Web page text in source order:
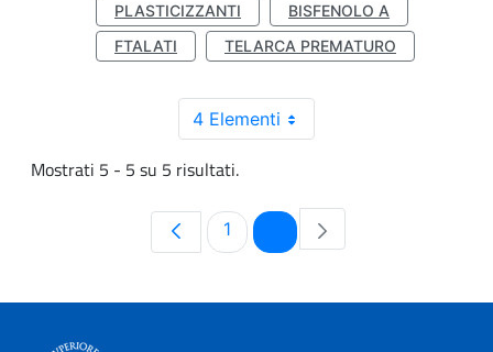
PLASTICIZZANTI
BISFENOLO A
FTALATI
TELARCA PREMATURO
4 Elementi
Mostrati 5 - 5 su 5 risultati.
Pagina
1 Pagina